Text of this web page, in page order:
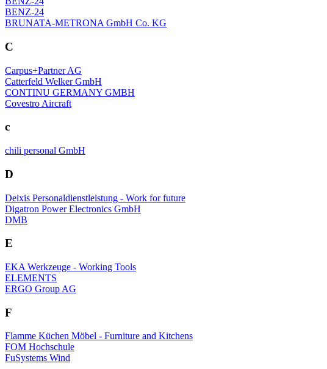
BENZ-24
BRUNATA-METRONA GmbH Co. KG
C
Carpus+Partner AG
Catterfeld Welker GmbH
CONTINU GERMANY GMBH
Covestro Aircraft
c
chili personal GmbH
D
Deixis Personaldienstleistung - Work for future
Digatron Power Electronics GmbH
DMB
E
EKA Werkzeuge - Working Tools
ELEMENTS
ERGO Group AG
F
Flamme Küchen Möbel - Furniture and Kitchens
FOM Hochschule
FuSystems Wind